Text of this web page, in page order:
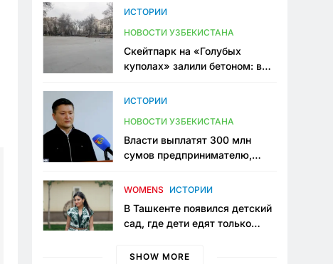
Узбекистане
ИСТОРИИ
НОВОСТИ УЗБЕКИСТАНА
Скейтпарк на «Голубых
куполах» залили бетоном: в
одно общественное
ИСТОРИИ
НОВОСТИ УЗБЕКИСТАНА
Власти выплатят 300 млн
сумов предпринимателю,
тюрьме по незаконному
WOMENS ИСТОРИИ
В Ташкенте появился детский
сад, где дети едят только
мама, которая устала просить
SHOW MORE